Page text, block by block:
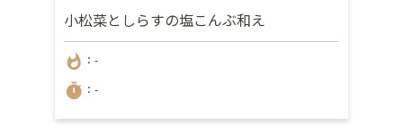
小松菜としらすの塩こんぶ和え
whatshot ：-
timer ：-